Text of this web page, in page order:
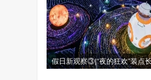
假日新观察③|“夜的狂欢”装点